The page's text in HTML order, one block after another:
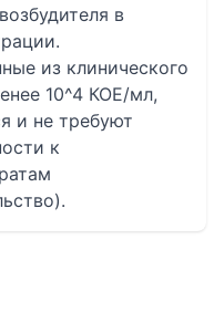
в
из клинического
10^4 КОЕ/мл,
и не требуют
к